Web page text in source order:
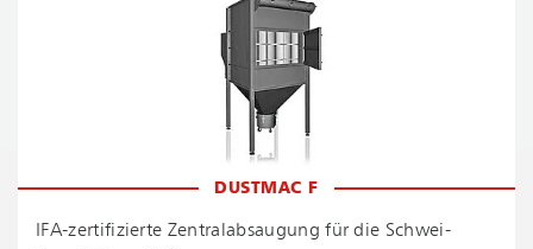
DUSTMAC F
IFA-zer­ti­fi­zier­te Zen­tral­ab­sau­gung für die Schwei­